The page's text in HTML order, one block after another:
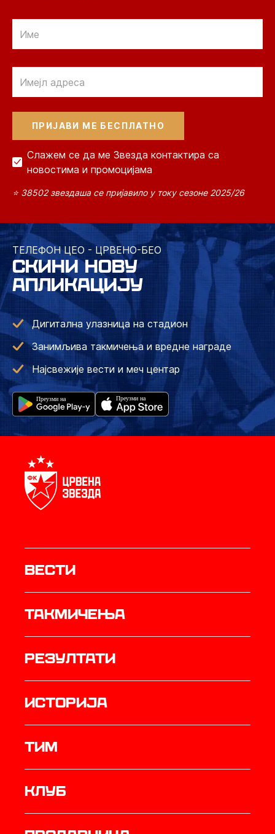
Слажем се да ме Звезда контактира са
новостима и промоцијама
⭐ 38502 звездаша се пријавило у току сезоне 2025/26
ТЕЛЕФОН ЦЕО - ЦРВЕНО-БЕО
СКИНИ НОВУ
АПЛИКАЦИЈУ
Дигитална улазница на стадион
Занимљива такмичења и вредне награде
Најсвежије вести и меч центар
Вести
Такмичења
резултати
историја
ТИМ
Клуб